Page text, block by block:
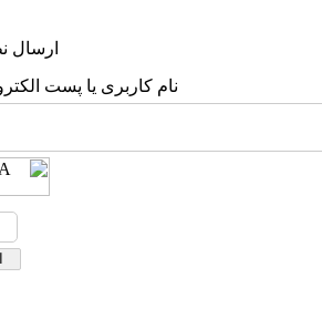
ارسال
نام کاربری یا پست